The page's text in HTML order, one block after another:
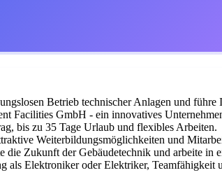
Betrieb technischer Anlagen und führe
Facilities GmbH - ein innovatives
bis zu 35 Tage Urlaub und flexibles Arbeiten.
Weiterbildungsmöglichkeiten und
die Zukunft der Gebäudetechnik und arbeite in
als Elektroniker oder Elektriker, Teamfähigkeit